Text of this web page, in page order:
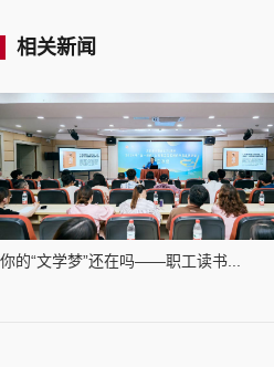
相关新闻
你的“文学梦”还在吗——职工读书...